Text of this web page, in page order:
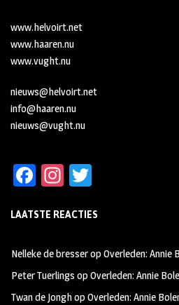
www.helvoirt.net
www.haaren.nu
www.vught.nu
nieuws@helvoirt.net
info@haaren.nu
nieuws@vught.nu
Fa
b
oo
k
In
ag
m
tt
LAATSTE REACTIES
Nelleke de bresseropOverleden: Annie
Peter Tuerlings opOverleden: Annie
Twan de JonghopOverleden: Annie